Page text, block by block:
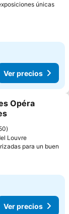
únicas
Ver precios
Opéra
Louvre
para un buen
Ver precios